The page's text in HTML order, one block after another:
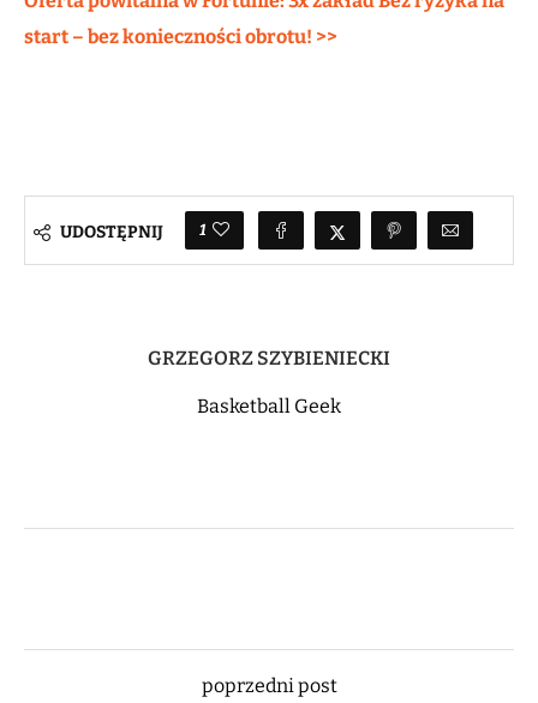
start – bez konieczności obrotu! >>
UDOSTĘPNIJ 1
GRZEGORZ SZYBIENIECKI
Basketball Geek
poprzedni post